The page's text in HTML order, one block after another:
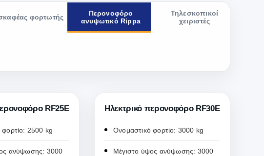
φορτωτής
Περονοφόρο
ανυψωτικό Rippa
Τηλεσκοπικοί
χειριστές
RF25E
2500 kg
ανύψωσης: 3000
Ηλεκτρικό περονοφόρο RF30E
Ονομαστικό φορτίο: 3000 kg
Μέγιστο ύψος ανύψωσης: 3000